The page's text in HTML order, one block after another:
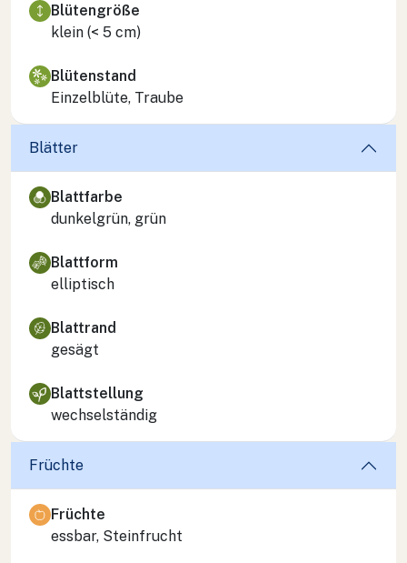
Blütengröße
klein (< 5 cm)
Blütenstand
Einzelblüte, Traube
Blätter
Blattfarbe
dunkelgrün, grün
Blattform
elliptisch
Blattrand
gesägt
Blattstellung
wechselständig
Früchte
Früchte
essbar, Steinfrucht